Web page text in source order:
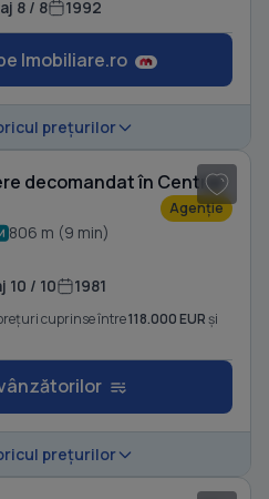
8 / 8 1992
Imobiliare.ro
prețurilor
decomandat în Central
Agenție
806 m (9 min)
10 / 10 1981
cuprinse între118.000 EURși
prețurilor